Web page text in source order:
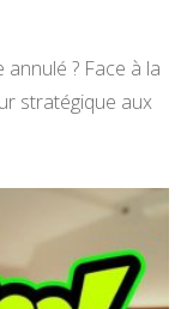
? Face à la
stratégique aux